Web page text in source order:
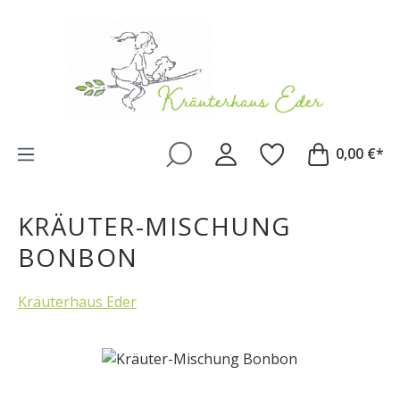
0,00 €*
KRÄUTER-MISCHUNG
BONBON
Kräuterhaus Eder
Bildergalerie überspringen